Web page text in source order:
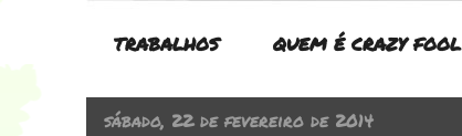
TRABALHOS QUEM É CRAZY FOOL
sábado, 22 de fevereiro de 2014